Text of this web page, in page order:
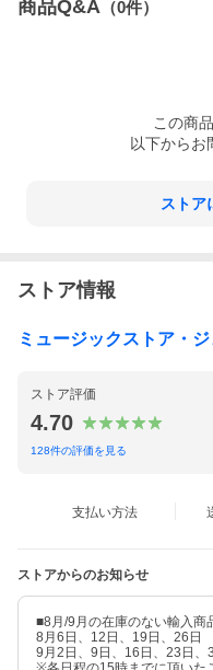
商品Q&A （0件）
この商品
以下からお
ストア
ストア情報
ミュージックストア・
ストア評価
4.70
128件の評価を見る
支払い方法
ストアからのお知らせ
■8月/9月の在庫のない輸入商
8月6日、12日、19日、26日
9月2日、9日、16日、23日、